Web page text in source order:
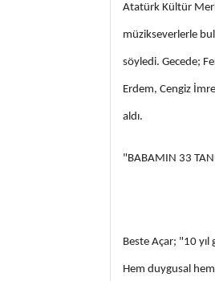
Atatürk Kültür
müzikseverlerle
söyledi. Gecede;
Erdem, Cengiz
aldı.
"BABAMIN 33
Beste Açar; "10
Hem duygusal